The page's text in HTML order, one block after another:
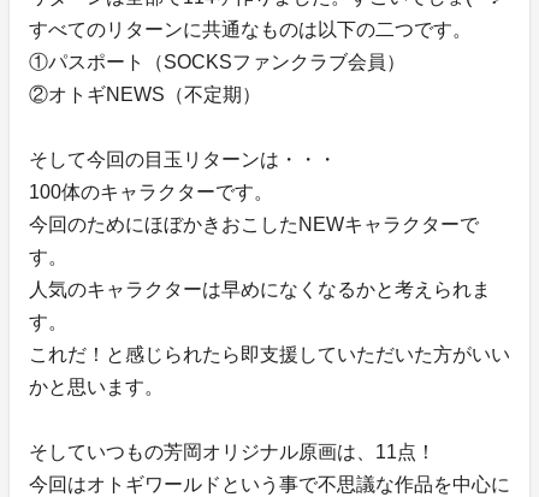
すべてのリターンに共通なものは以下の二つです。
①パスポート（SOCKSファンクラブ会員）
②オトギNEWS（不定期）
そして今回の目玉リターンは・・・
100体のキャラクターです。
今回のためにほぼかきおこしたNEWキャラクターで
す。
人気のキャラクターは早めになくなるかと考えられま
す。
これだ！と感じられたら即支援していただいた方がいい
かと思います。
そしていつもの芳岡オリジナル原画は、11点！
今回はオトギワールドという事で不思議な作品を中心に